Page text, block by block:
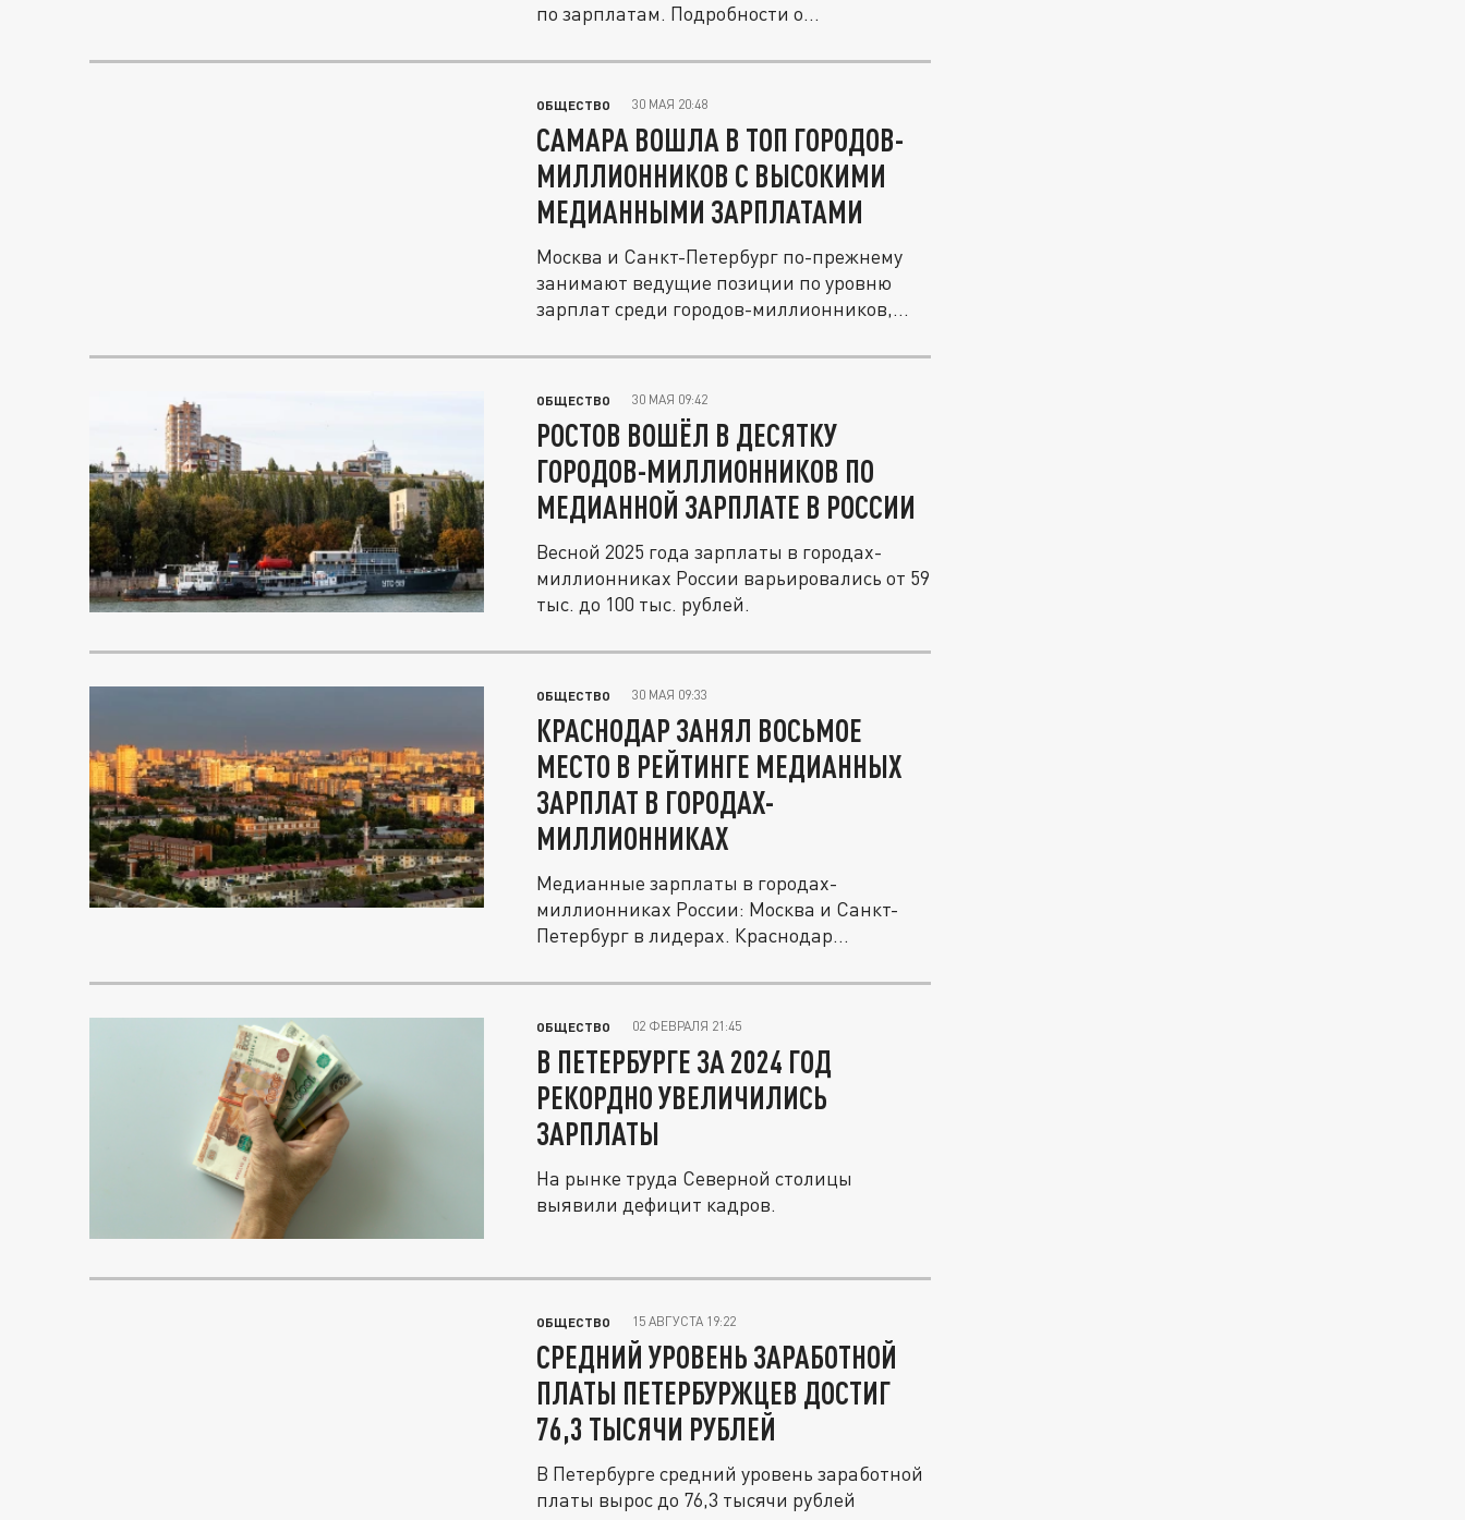
по зарплатам. Подробности о...
ОБЩЕСТВО 30 МАЯ 20:48
САМАРА ВОШЛА В ТОП ГОРОДОВ-
МИЛЛИОННИКОВ С ВЫСОКИМИ
МЕДИАННЫМИ ЗАРПЛАТАМИ
Москва и Санкт-Петербург по-прежнему
занимают ведущие позиции по уровню
зарплат среди городов-миллионников,...
ОБЩЕСТВО 30 МАЯ 09:42
РОСТОВ ВОШЁЛ В ДЕСЯТКУ
ГОРОДОВ-МИЛЛИОННИКОВ ПО
МЕДИАННОЙ ЗАРПЛАТЕ В РОССИИ
Весной 2025 года зарплаты в городах-
миллионниках России варьировались от 59
тыс. до 100 тыс. рублей.
ОБЩЕСТВО 30 МАЯ 09:33
КРАСНОДАР ЗАНЯЛ ВОСЬМОЕ
МЕСТО В РЕЙТИНГЕ МЕДИАННЫХ
ЗАРПЛАТ В ГОРОДАХ-
МИЛЛИОННИКАХ
Медианные зарплаты в городах-
миллионниках России: Москва и Санкт-
Петербург в лидерах. Краснодар
ОБЩЕСТВО 02 ФЕВРАЛЯ 21:45
В ПЕТЕРБУРГЕ ЗА 2024 ГОД
РЕКОРДНО УВЕЛИЧИЛИСЬ
ЗАРПЛАТЫ
На рынке труда Северной столицы
выявили дефицит кадров.
ОБЩЕСТВО 15 АВГУСТА 19:22
СРЕДНИЙ УРОВЕНЬ ЗАРАБОТНОЙ
ПЛАТЫ ПЕТЕРБУРЖЦЕВ ДОСТИГ
76,3 ТЫСЯЧИ РУБЛЕЙ
В Петербурге средний уровень заработной
платы вырос до 76,3 тысячи рублей